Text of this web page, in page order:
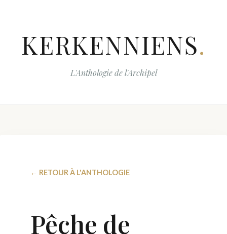
KERKENNIENS.
L'Anthologie de l'Archipel
← RETOUR À L'ANTHOLOGIE
Pêche de